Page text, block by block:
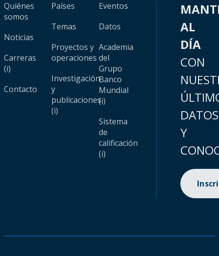
Quiénes
somos
Noticias
Carreras
(i)
Contacto
Países
Temas
Proyectos y
operaciones
Investigación
y
publicaciones
(i)
Eventos
Datos
Academia
del
Grupo
Banco
Mundial
(i)
Sistema
de
calificación
(i)
AL
DÍA
CON
DATOS
Y